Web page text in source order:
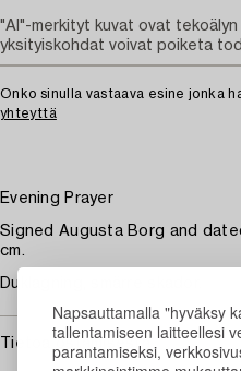
Napsauttamalla "hyväksy
tallentamiseen laitteellesi
parantamiseksi,
Onko sinulla vastaava esine jonka
yhteyttä
Evening Prayer
Signed Augusta Borg and
cm.
Duklagning, smärre skador.
Tietoa ostamisesta
"AI"-merkityt kuvat ovat tekoälyn
yksityiskohdat voivat poiketa